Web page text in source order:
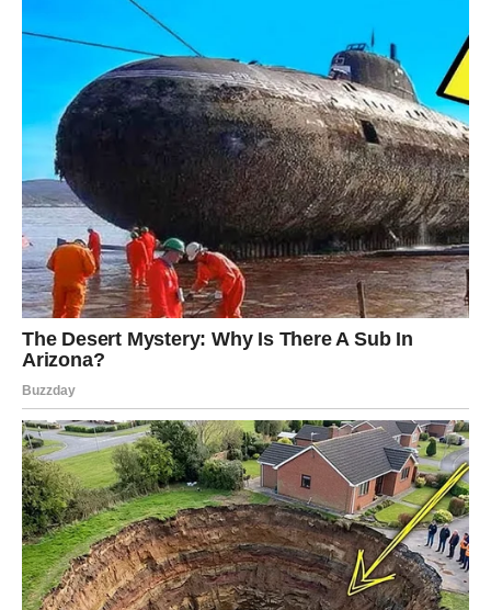
zato što si napokon spreman da biraš.
Tvoj izbor određuje tvoj novi životni pravac.
LAV – NEOČEKIVAN
PREOKRET KOJI MENJA SVE!
Ako je ikada postojao trenutak kada Lav treba da bude
spreman na neočekivano, to je sada.
Lav je već neko vreme osećao da se nešto „kuva“, da
energija oko njega pulsira jače nego inače, ali nije mogao
da predvidi šta tačno dolazi.
A ono što dolazi – dolazi iznenada, snažno i potpuno ruši
sve što je do juče izgledalo sigurno.
Šta se menja kod Lava?
Preokret može doći u vidu:
iznenadne prilike,